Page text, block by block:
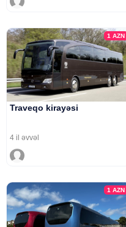
1AZN
Traveqo kirayəsi
4 il əvvəl
1AZN